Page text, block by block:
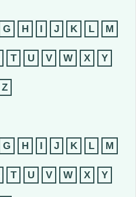
G H J K L M
T U V W X Y
Z
G H J K L M
T U V W X Y